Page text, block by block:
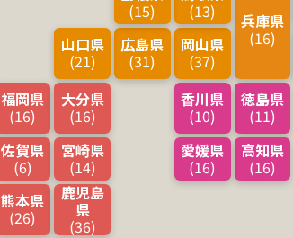
兵庫県
(16)
岡山県
(37)
広島県
(31)
(13)
(15)
山口県
(21)
徳島県
(11)
香川県
(10)
高知県
(16)
愛媛県
(16)
福岡県
(16)
大分県
(16)
佐賀県
(6)
熊本県
(26)
宮崎県
(14)
鹿児島
県
(36)